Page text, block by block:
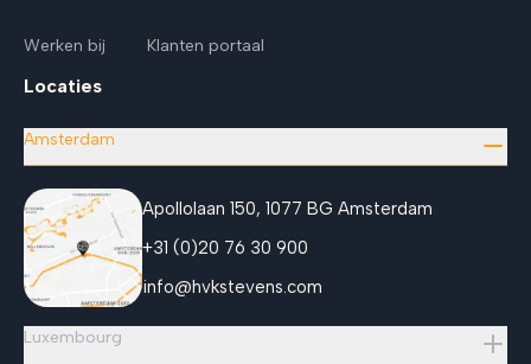
Werken bij Klanten portaal
Locaties
Amsterdam
Apollolaan 150, 1077 BG Amsterdam
+31 (0)20 76 30 900
info@hvkstevens.com
Luxembourg